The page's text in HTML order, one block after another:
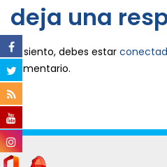
deja una
Lo siento, debes estar
comentario.